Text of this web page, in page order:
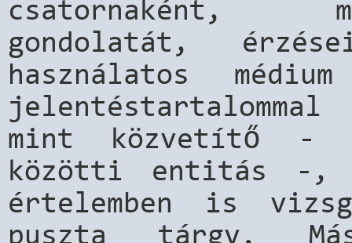
csatornaként,
gondolatát,
használatos
mint közvetítő - a
közötti entitás -,
értelemben is
puszta tárgy.